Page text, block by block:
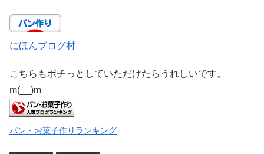
にほんブログ村
こちらもポチっとしていただけたらうれしいです。
m(__)m
パン・お菓子作りランキング